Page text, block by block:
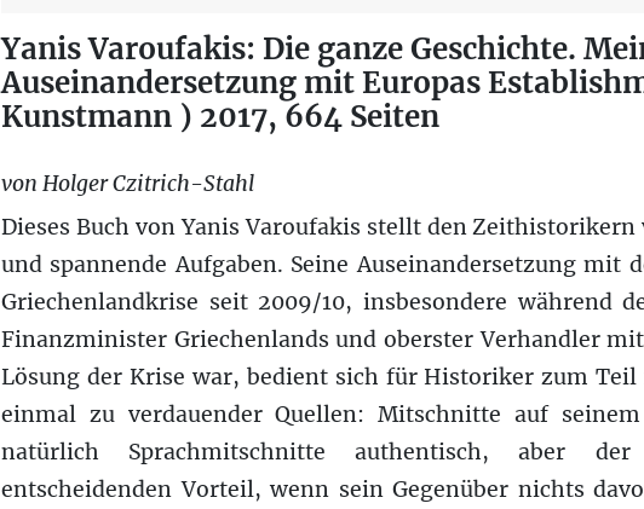
Yanis Varoufakis: Die ganze Geschichte.
Auseinandersetzung mit Europas
Kunstmann ) 2017, 664 Seiten
von Holger Czitrich-Stahl
Dieses Buch von Yanis Varoufakis stellt den
und spannende Aufgaben. Seine Auseinandersetzung mit
Griechenlandkrise seit 2009/10, insbesondere während
Finanzminister Griechenlands und oberster Verhandler
Lösung der Krise war, bedient sich für Historiker zum
einmal zu verdauender Quellen: Mitschnitte auf
natürlich Sprachmitschnitte authentisch, aber
entscheidenden Vorteil, wenn sein Gegenüber nichts